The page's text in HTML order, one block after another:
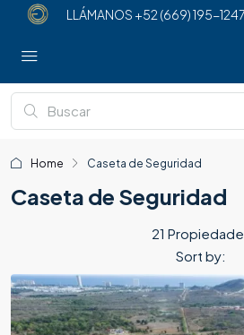
LLÁMANOS +52 (669) 195-1247
Home Caseta de Seguridad
Caseta de Seguridad
21
Sort by: